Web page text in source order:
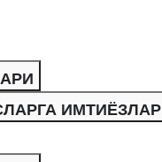
ИМТИЁЗЛАР